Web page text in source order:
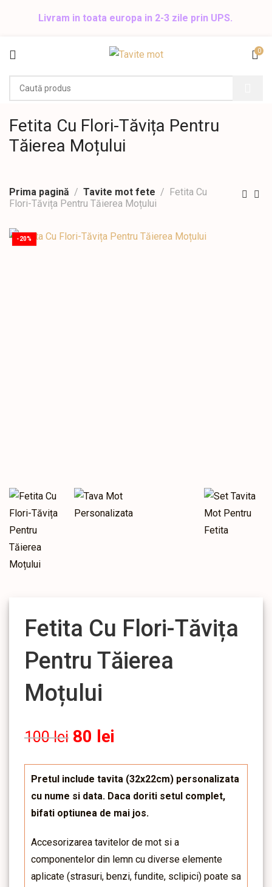
Livram in toata europa in 2-3 zile prin UPS.
0
Fetita Cu Flori-Tăvița Pentru
Tăierea Moțului
Prima pagină Tavite mot fete
Fetita Cu
Flori-Tăvița Pentru Tăierea Moțului
-20%
Fetita Cu Flori-Tăvița
Pentru Tăierea
Moțului
100lei 80 lei
Pretul include tavita (32x22cm) personalizata
cu nume si data. Daca doriti setul complet,
bifati optiunea de mai jos.
Accesorizarea tavitelor de mot si a
componentelor din lemn cu diverse elemente
aplicate (strasuri, benzi, fundite, sclipici) poate sa